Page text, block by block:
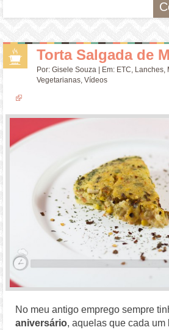
Torta Salgada de
Por:Gisele Souza | Em: ETC, Lanches,
Vegetarianas,Vídeos
No meu antigo emprego sempre
aniversário, aquelas que cada